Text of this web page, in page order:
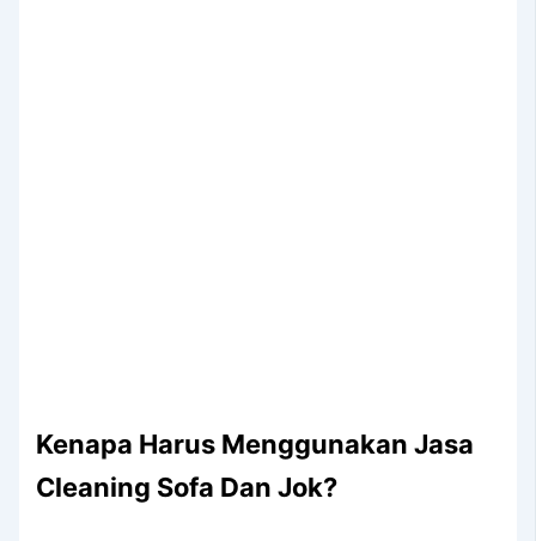
Kenapa Hаruѕ Menggunakan Jasa
Cleaning Sofa Dаn Jok?